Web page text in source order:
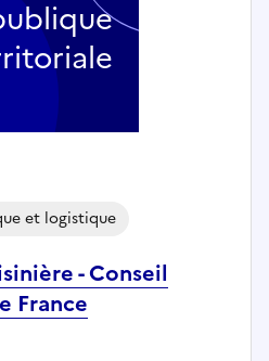
- Conseil
France
et logistique